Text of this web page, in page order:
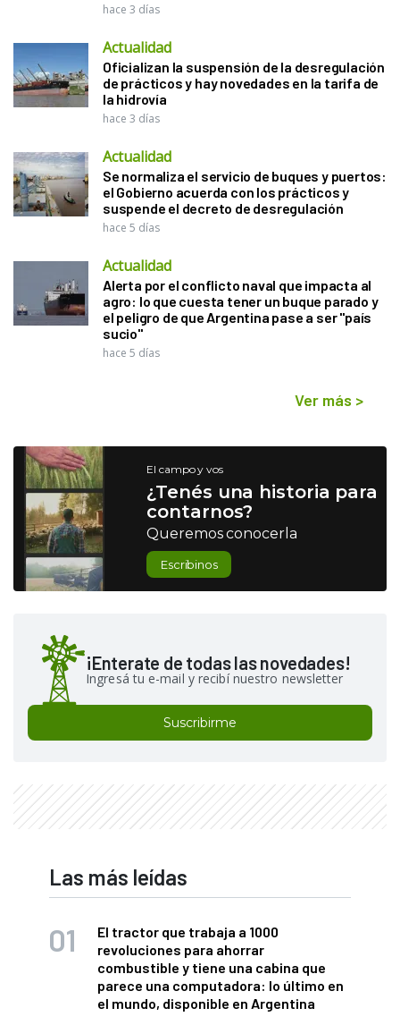
hace 3 días
Actualidad
Oficializan la suspensión de la desregulación
de prácticos y hay novedades en la tarifa de
la hidrovía
hace 3 días
Actualidad
Se normaliza el servicio de buques y puertos:
el Gobierno acuerda con los prácticos y
suspende el decreto de desregulación
hace 5 días
Actualidad
Alerta por el conflicto naval que impacta al
agro: lo que cuesta tener un buque parado y
el peligro de que Argentina pase a ser "país
sucio"
hace 5 días
Ver más >
El campo y vos
¿Tenés una historia para
contarnos?
Queremos conocerla
Escribinos
¡Enterate de todas las novedades!
Ingresá tu e-mail y recibí nuestro newsletter
Suscribirme
Las más leídas
El tractor que trabaja a 1000
revoluciones para ahorrar
combustible y tiene una cabina que
parece una computadora: lo último en
el mundo, disponible en Argentina